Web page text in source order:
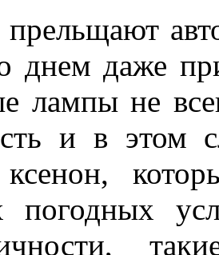
днем даже
лампы не
и в этом
погодных